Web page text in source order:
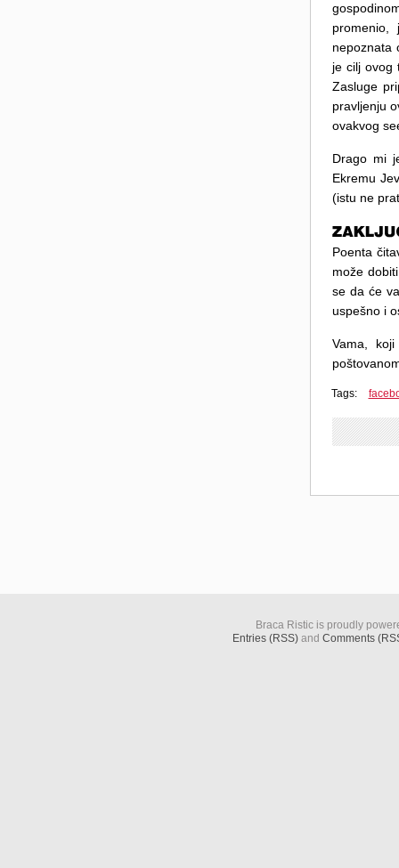
nepoznata
je cilj ovog
Zasluge
pravljenju
ovakvog
Drago mi
Ekremu
(istu ne
Poenta
može
se da će
uspešno i
Vama,
Tags:
Braca Ristic is proudly
Entries (RSS)and Comments